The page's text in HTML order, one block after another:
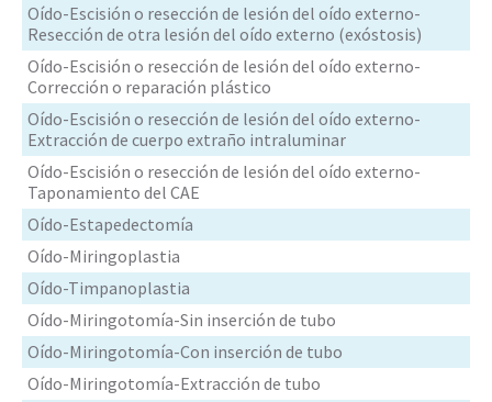
Oído-Escisión o resección de lesión del oído externo-
Resección de otra lesión del oído externo (exóstosis)
Oído-Escisión o resección de lesión del oído externo-
Corrección o reparación plástico
Oído-Escisión o resección de lesión del oído externo-
Extracción de cuerpo extraño intraluminar
Oído-Escisión o resección de lesión del oído externo-
Taponamiento del CAE
Oído-Estapedectomía
Oído-Miringoplastia
Oído-Timpanoplastia
Oído-Miringotomía-Sin inserción de tubo
Oído-Miringotomía-Con inserción de tubo
Oído-Miringotomía-Extracción de tubo